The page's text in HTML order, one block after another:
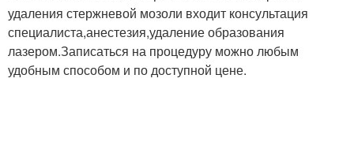
удаления стержневой мозоли входит консультация
специалиста,анестезия,удаление образования
лазером.Записаться на процедуру можно любым
удобным способом и по доступной цене.